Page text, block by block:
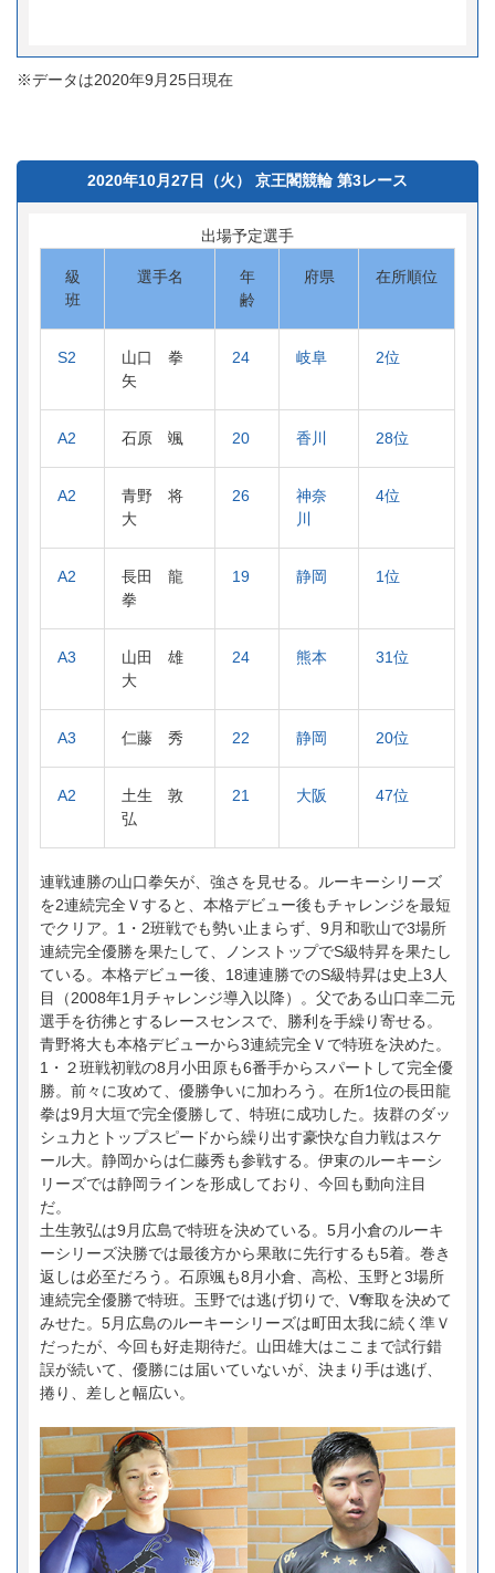
※データは2020年9月25日現在
2020年10月27日（火） 京王閣競輪 第3レース
出場予定選手
級
班
選手名
年
齢
府県 在所順位
S2
山口 拳
矢
24 岐阜 2位
A2 石原 颯 20 香川 28位
A2
青野 将
大
26
神奈
川
4位
A2
長田 龍
拳
19 静岡 1位
A3
山田 雄
大
24 熊本 31位
A3 仁藤 秀 22 静岡 20位
A2
土生 敦
弘
21 大阪 47位
連戦連勝の山口拳矢が、強さを見せる。ルーキーシリーズ
を2連続完全Ｖすると、本格デビュー後もチャレンジを最短
でクリア。1・2班戦でも勢い止まらず、9月和歌山で3場所
連続完全優勝を果たして、ノンストップでS級特昇を果たし
ている。本格デビュー後、18連連勝でのS級特昇は史上3人
目（2008年1月チャレンジ導入以降）。父である山口幸二元
選手を彷彿とするレースセンスで、勝利を手繰り寄せる。
青野将大も本格デビューから3連続完全Ｖで特班を決めた。
1・２班戦初戦の8月小田原も6番手からスパートして完全優
勝。前々に攻めて、優勝争いに加わろう。在所1位の長田龍
拳は9月大垣で完全優勝して、特班に成功した。抜群のダッ
シュ力とトップスピードから繰り出す豪快な自力戦はスケ
ール大。静岡からは仁藤秀も参戦する。伊東のルーキーシ
リーズでは静岡ラインを形成しており、今回も動向注目
だ。
土生敦弘は9月広島で特班を決めている。5月小倉のルーキ
ーシリーズ決勝では最後方から果敢に先行するも5着。巻き
返しは必至だろう。石原颯も8月小倉、高松、玉野と3場所
連続完全優勝で特班。玉野では逃げ切りで、V奪取を決めて
みせた。5月広島のルーキーシリーズは町田太我に続く準Ｖ
だったが、今回も好走期待だ。山田雄大はここまで試行錯
誤が続いて、優勝には届いていないが、決まり手は逃げ、
捲り、差しと幅広い。